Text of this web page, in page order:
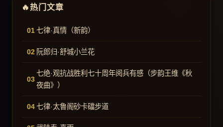
热门文章
七律·真情（新韵）
阮郎归·舒城小兰花
七绝·观抗战胜利七十周年阅兵有感（步韵王维《秋
夜曲》）
七律·太鲁阁砂卡礑步道